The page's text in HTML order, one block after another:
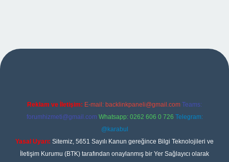
Reklam ve İletişim: E-mail: backlinkpaneli@gmail.com Teams:
forumhizmeti@gmail.com Whatsapp: 0262 606 0 726 Telegram:
@karabul
Yasal Uyarı: Sitemiz, 5651 Sayılı Kanun gereğince Bilgi Teknolojileri ve
İletişim Kurumu (BTK) tarafından onaylanmış bir Yer Sağlayıcı olarak